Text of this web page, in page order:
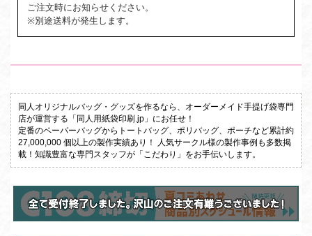
ご注文時にお知らせください。
※別途送料が発生します。
同人オリジナルバッグ・グッズを作るなら、オーダーメイド手提げ袋専門
店が運営する「同人用紙袋印刷.jp」にお任せ！
定番のペーパーバッグからトートバッグ、ポリバッグ、ポーチなど累計約
27,000,000 個以上の製作実績あり！
人気サークル様の製作事例も多数掲
載！知識豊富な専門スタッフが「こだわり」をお手伝いします。